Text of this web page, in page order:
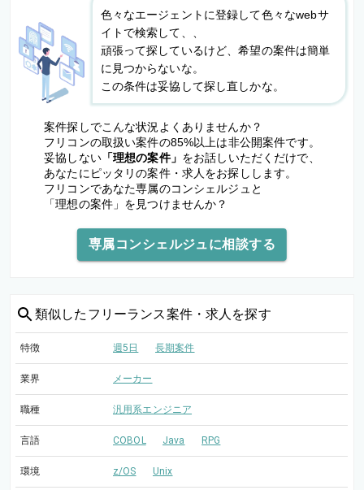
色々なエージェントに登録して色々なwebサ
イトで検索して、、
頑張って探しているけど、希望の案件は簡単
に見つからないな。
この条件は妥協して探し直しかな。
案件探しでこんな状況よくありませんか？
フリコンの取扱い案件の85%以上は非公開案件です。
妥協しない「理想の案件」 をお話しいただくだけで、
あなたにピッタリの案件・求人をお探しします。
フリコンであなた専属のコンシェルジュと
「理想の案件」を見つけませんか？
専属コンシェルジュに相談する
類似した フリーランス案件・求人を探す
特徴 週5日 長期案件
業界 メーカー
職種 汎用系エンジニア
言語 COBOL Java RPG
環境 z/OS Unix